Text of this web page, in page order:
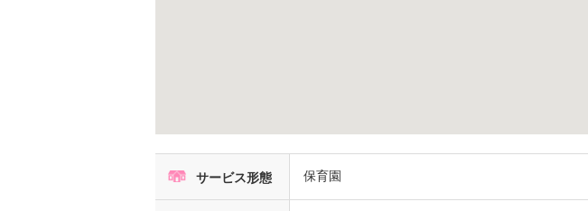
サービス形態 保育園